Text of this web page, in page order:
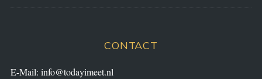
CONTACT
E-Mail: info@todayimeet.nl